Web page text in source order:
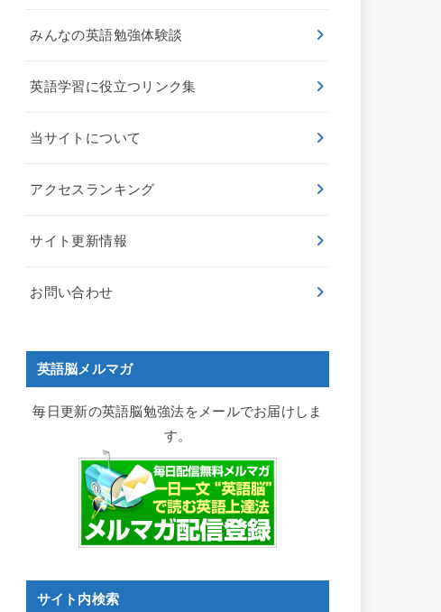
みんなの英語勉強体験談
英語学習に役立つリンク集
当サイトについて
アクセスランキング
サイト更新情報
お問い合わせ
英語脳メルマガ
毎日更新の英語脳勉強法をメールでお届けしま
す。
サイト内検索